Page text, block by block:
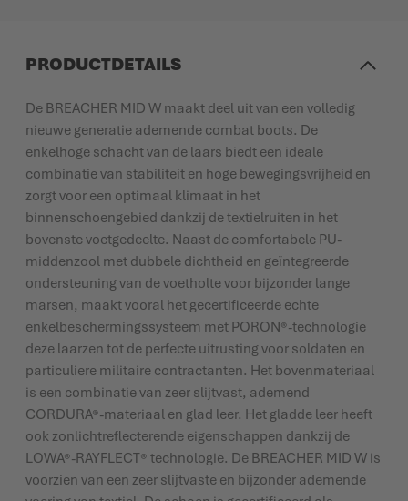
PRODUCTDETAILS
De BREACHER MID W maakt deel uit van een volledig
nieuwe generatie ademende combat boots. De
enkelhoge schacht van de laars biedt een ideale
combinatie van stabiliteit en hoge bewegingsvrijheid en
zorgt voor een optimaal klimaat in het
binnenschoengebied dankzij de textielruiten in het
bovenste voetgedeelte. Naast de comfortabele PU-
middenzool met dubbele dichtheid en geïntegreerde
ondersteuning van de voetholte voor bijzonder lange
marsen, maakt vooral het gecertificeerde echte
enkelbeschermingssysteem met PORON®-technologie
deze laarzen tot de perfecte uitrusting voor soldaten en
particuliere militaire contractanten. Het bovenmateriaal
is een combinatie van zeer slijtvast, ademend
CORDURA®-materiaal en glad leer. Het gladde leer heeft
ook zonlichtreflecterende eigenschappen dankzij de
LOWA®-RAYFLECT® technologie. De BREACHER MID W is
voorzien van een zeer slijtvaste en bijzonder ademende